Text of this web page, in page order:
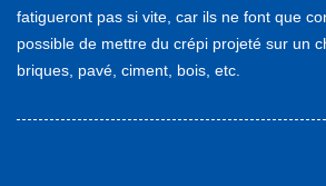
fatigueront pas si vite, car ils ne font que
possible de mettre du crépi projeté sur un
briques, pavé, ciment, bois, etc.